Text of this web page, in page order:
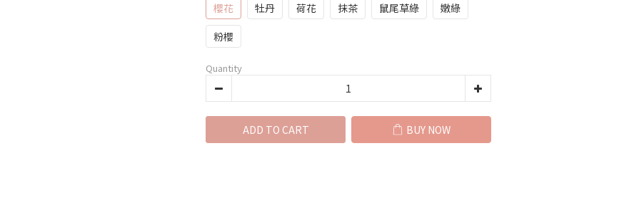
櫻花 牡丹 荷花 抹茶 鼠尾草綠
嫩綠
粉櫻
Quantity
ADD TO CART BUY NOW